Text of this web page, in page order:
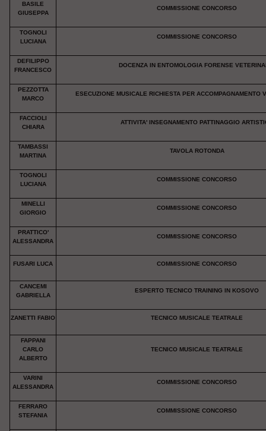
BASILE
GIUSEPPA
COMMISSIONE CONCORSO
TOGNOLI
LUCIANA
COMMISSIONE CONCORSO
DEFILIPPO
FRANCESCO
DOCENZA IN ENTOMOLOGIA FORENSE
PEZZOTTA
MARCO
ESECUZIONE MUSICALE RICHIESTA PER ACCOMPAGNAMENTO
FACCIOLI
CHIARA
ATTIVITA' INSEGNAMENTO PATTINAGGIO
TAMBASSI
MARTINA
TAVOLA ROTONDA
TOGNOLI
LUCIANA
COMMISSIONE CONCORSO
MINELLI
GIORGIO
COMMISSIONE CONCORSO
PRATTICO'
ALESSANDRA
COMMISSIONE CONCORSO
FUSARI LUCA COMMISSIONE CONCORSO
CANCEMI
GABRIELLA
ESPERTO TECNICO TRAINING IN KOSOVO
ZANETTI FABIO TECNICO MUSICALE TEATRALE
FAPPANI
CARLO
ALBERTO
TECNICO MUSICALE TEATRALE
VARINI
ALESSANDRA
COMMISSIONE CONCORSO
FERRARO
STEFANIA
COMMISSIONE CONCORSO